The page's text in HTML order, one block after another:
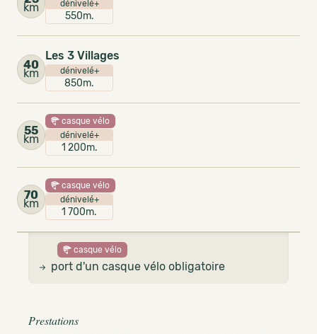
km dénivelé+
550m.
40
km
Les 3 Villages
dénivelé+
850m.
55
km
casque vélo
dénivelé+
1 200m.
70
km
casque vélo
dénivelé+
1 700m.
casque vélo
port d'un casque vélo obligatoire
Prestations